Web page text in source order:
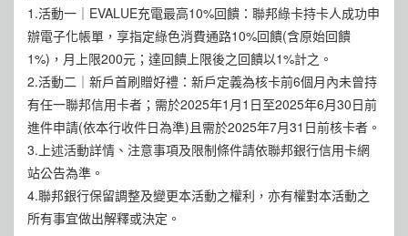
1.活動一｜EVALUE充電最高10%回饋：聯邦綠卡持卡人成功申
辦電子化帳單，享指定綠色消費通路10%回饋(含原始回饋
1%)，月上限200元；達回饋上限後之回饋以1%計之。
2.活動二｜新戶首刷贈好禮：新戶定義為核卡前6個月內未曾持
有任一聯邦信用卡者；需於2025年1月1日至2025年6月30日前
進件申請(依本行收件日為準)且需於2025年7月31日前核卡者。
3.上述活動詳情、注意事項及限制條件請依聯邦銀行信用卡網
站公告為準。
4.聯邦銀行保留調整及變更本活動之權利，亦有權對本活動之
所有事宜做出解釋或決定。